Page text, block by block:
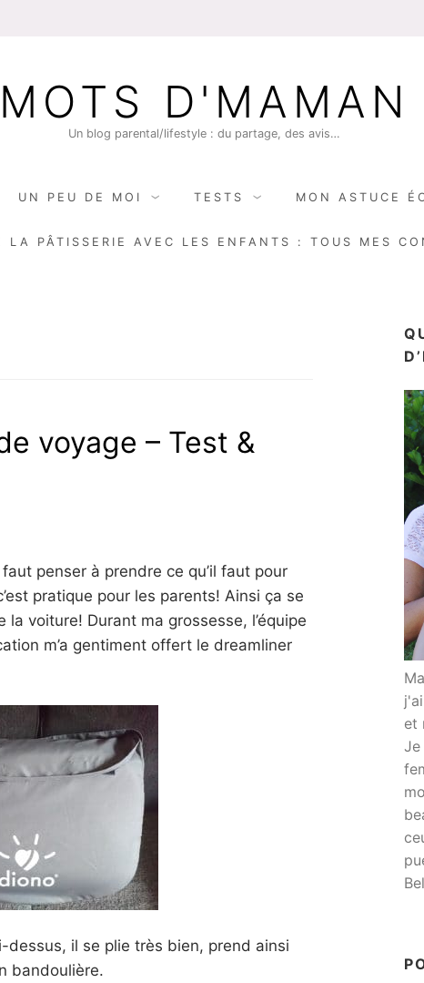
MOTS D'MAMAN
Un blog parental/lifestyle : du partage, des avis…
UN PEU DE MOI TESTS MON ASTUCE
LA PÂTISSERIE AVEC LES ENFANTS : TOUS MES
voyage – Test &
penser à prendre ce qu’il faut pour
pratique pour les parents! Ainsi ça se
voiture! Durant ma grossesse, l’équipe
m’a gentiment offert le dreamliner
il se plie très bien, prend ainsi
bandoulière.
et
Je